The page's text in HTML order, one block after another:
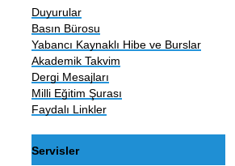
Duyurular
Basın Bürosu
Yabancı Kaynaklı Hibe ve Burslar
Akademik Takvim
Dergi Mesajları
Milli Eğitim Şurası
Faydalı Linkler
Servisler